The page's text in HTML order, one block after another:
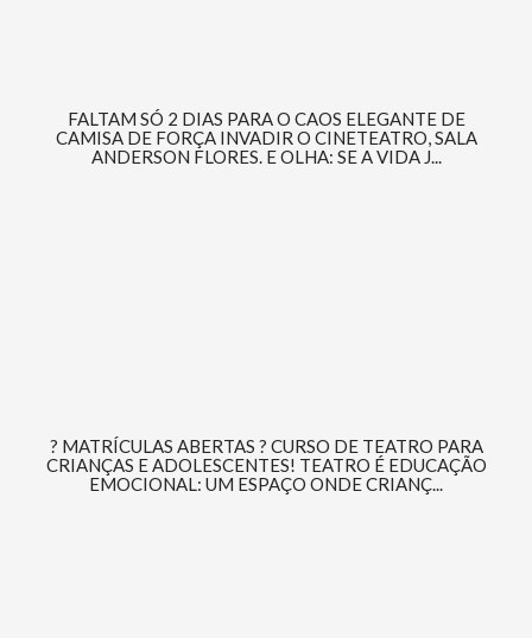
FALTAM SÓ 2 DIAS PARA O CAOS ELEGANTE DE
CAMISA DE FORÇA INVADIR O CINETEATRO, SALA
ANDERSON FLORES. E OLHA: SE A VIDA J...
? MATRÍCULAS ABERTAS ? CURSO DE TEATRO PARA
CRIANÇAS E ADOLESCENTES! TEATRO É EDUCAÇÃO
EMOCIONAL: UM ESPAÇO ONDE CRIANÇ...